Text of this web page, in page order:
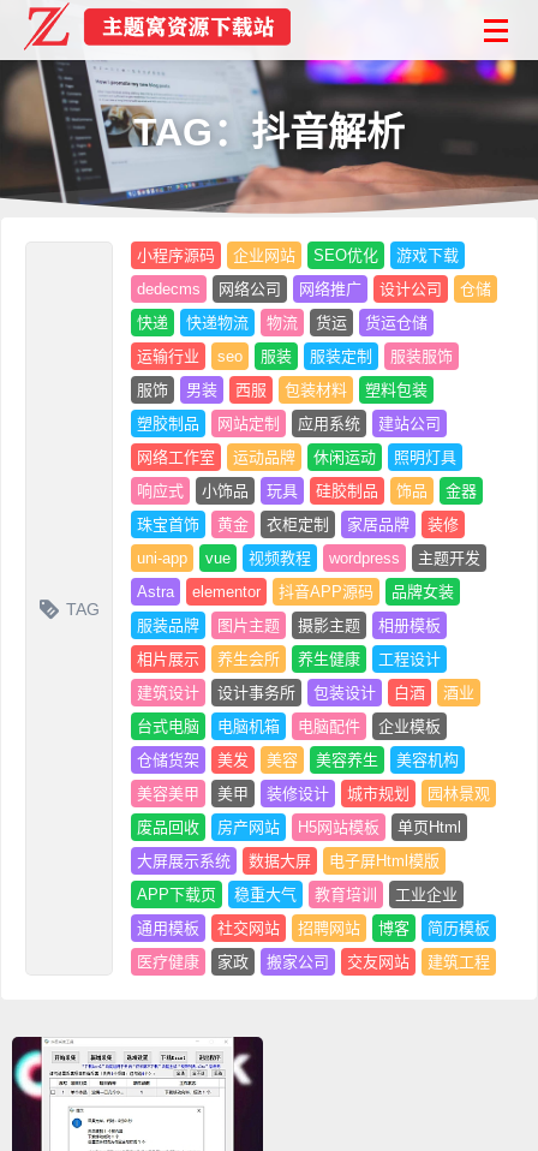
TAG：抖音解析
TAG
小程序源码 企业网站 SEO优化
游戏下载
dedecms
网络公司 网络推广 设计公司
仓储
快递
快递物流 物流 货运
货运仓储
运输行业
seo 服装 服装定制
服装服饰
服饰
男装 西服 包装材料
塑料包装
塑胶制品
网站定制 应用系统
建站公司
网络工作室
运动品牌 休闲运动
照明灯具
响应式
小饰品 玩具 硅胶制品 饰品
金器
珠宝首饰
黄金 衣柜定制 家居品牌
装修
uni-app
vue 视频教程 wordpress
主题开发
Astra
elementor 抖音APP源码
品牌女装
服装品牌
图片主题 摄影主题
相册模板
相片展示
养生会所 养生健康
工程设计
建筑设计
设计事务所 包装设计 白酒
酒业
台式电脑
电脑机箱 电脑配件
企业模板
仓储货架
美发 美容 美容养生
美容机构
美容美甲
美甲 装修设计 城市规划
园林景观
废品回收
房产网站 H5网站模板
单页Html
大屏展示系统
数据大屏
电子屏Html模版
APP下载页
稳重大气 教育培训
工业企业
通用模板
社交网站 招聘网站 博客
简历模板
医疗健康
家政 搬家公司 交友网站 建筑工程